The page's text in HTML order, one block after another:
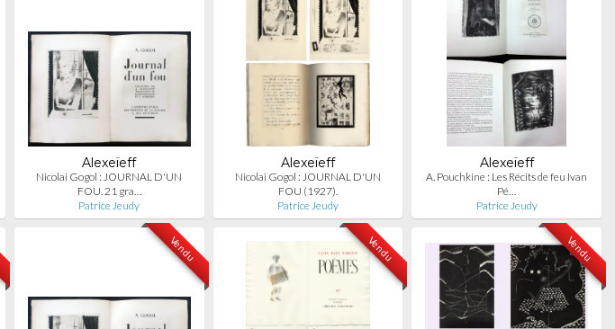
Alexeïeff
Nicolai Gogol : JOURNAL D'UN
FOU. 21 gra…
Patrice Jeudy
Alexeïeff
Nicolai Gogol : JOURNAL D'UN
FOU (1927).
Patrice Jeudy
Alexeïeff
A. Pouchkine : Les Récits de feu Ivan
Pé…
Patrice Jeudy
Vendu Vendu Vendu